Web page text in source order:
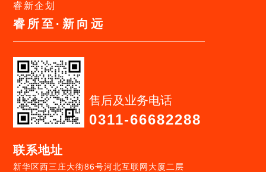
睿新企划
睿所至·新向远
售后及业务电话
0311-66682288
联系地址
新华区西三庄大街86号河北互联网大厦二层